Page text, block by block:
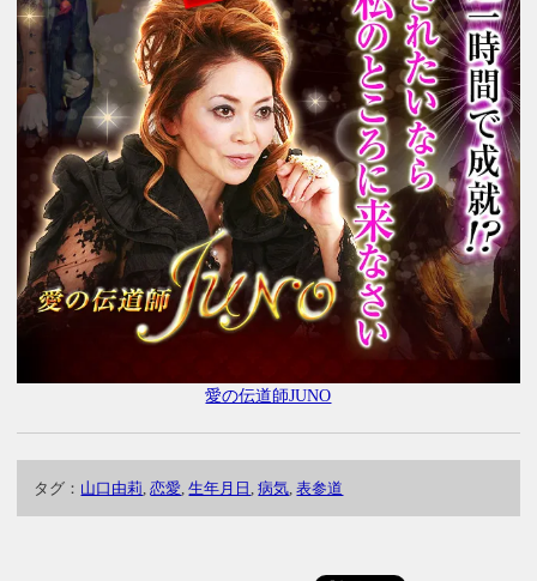
愛の伝道師JUNO
タグ： 山口由莉,恋愛,生年月日 ,病気,表参道